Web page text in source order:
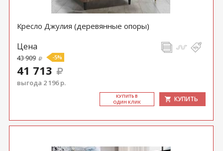
Кресло Джулия (деревянные опоры)
Цена
43 909 -5%
41 713
выгода 2 196 р.
КУ­ПИТЬ В
ОДИН КЛИК
КУПИТЬ